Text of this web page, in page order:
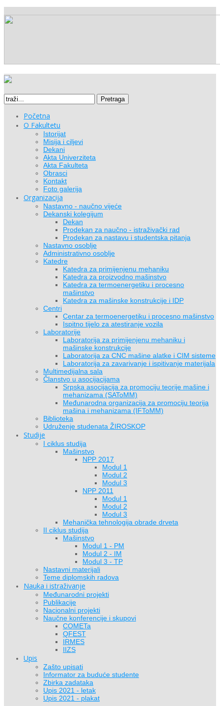
Pretraga
Početna
O Fakultetu
Istorijat
Misija i ciljevi
Dekani
Akta Univerziteta
Akta Fakulteta
Obrasci
Kontakt
Foto galerija
Organizacija
Nastavno - naučno vijeće
Dekanski kolegijum
Dekan
Prodekan za naučno - istraživački rad
Prodekan za nastavu i studentska pitanja
Nastavno osoblje
Administrativno osoblje
Katedre
Katedra za primijenjenu mehaniku
Katedra za proizvodno mašinstvo
Katedra za termoenergetiku i procesno
mašinstvo
Katedra za mašinske konstrukcije i IDP
Centri
Centar za termoenergetiku i procesno mašinstvo
Ispitno tijelo za atestiranje vozila
Laboratorije
Laboratorija za primijenjenu mehaniku i
mašinske konstrukcije
Laboratorija za CNC mašine alatke i CIM sisteme
Laboratorija za zavarivanje i ispitivanje materijala
Multimedijalna sala
Članstvo u asocijacijama
Srpska asocijacija za promociju teorije mašine i
mehanizama (SAToMM)
Međunarodna organizacija za promociju teorija
mašina i mehanizama (IFToMM)
Biblioteka
Udruženje studenata ŽIROSKOP
Studije
I ciklus studija
Mašinstvo
NPP 2017
Modul 1
Modul 2
Modul 3
NPP 2011
Modul 1
Modul 2
Modul 3
Mehanička tehnologija obrade drveta
II ciklus studija
Mašinstvo
Modul 1 - PM
Modul 2 - IM
Modul 3 - TP
Nastavni materijali
Teme diplomskih radova
Nauka i istraživanje
Međunarodni projekti
Publikacije
Nacionalni projekti
Naučne konferencije i skupovi
COMETa
QFEST
IRMES
IIZS
Upis
Zašto upisati
Informator za buduće studente
Zbirka zadataka
Upis 2021 - letak
Upis 2021 - plakat